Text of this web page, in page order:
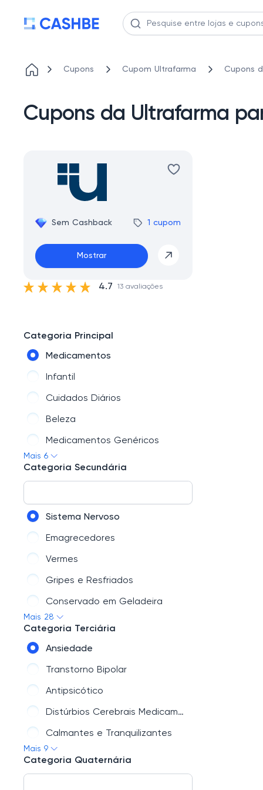
Cupons Cupom Ultrafarma Cupons
Cupons da Ultrafarma
Sem Cashback 1 cupom
Mostrar
4.7 13 avaliações
Categoria Principal
Medicamentos
Infantil
Cuidados Diários
Beleza
Medicamentos Genéricos
Saúde
Mais 6
Categoria Secundária
Sistema Nervoso
Emagrecedores
Vermes
Gripes e Resfriados
Conservado em Geladeira
Dor e Contusão
Ouvido
Micoses/Calos/Verrugas
Homeopatia
Gastrointestinais
Pare de Fumar
Medicamentos > Especiais
Mais 28
Categoria Terciária
Ansiedade
Transtorno Bipolar
Antipsicótico
Distúrbios Cerebrais Medicamentos
Calmantes e Tranquilizantes
Convulsão e Epilepsia
Depressão Medicamentos
Mais 9
Categoria Quaternária